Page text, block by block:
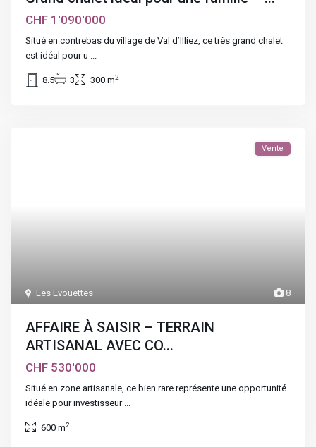
CHF 1'090'000
Situé en contrebas du village de Val d’Illiez, ce très grand chalet
est idéal pour u ...
8.5 3 300 m2
8
Les Evouettes
Vente
AFFAIRE À SAISIR – TERRAIN
ARTISANAL AVEC CO...
CHF 530'000
Situé en zone artisanale, ce bien rare représente une opportunité
idéale pour investisseur ...
600 m2